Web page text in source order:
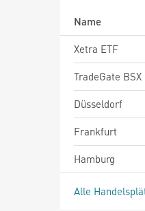
Name
Xetra ETF
TradeGate BSX
Düsseldorf
Frankfurt
Hamburg
Alle